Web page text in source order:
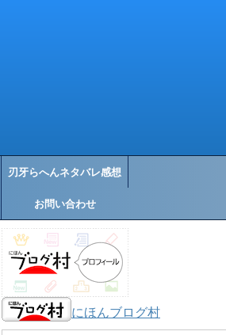
刃牙らへんネタバレ感想
お問い合わせ
にほんブログ村